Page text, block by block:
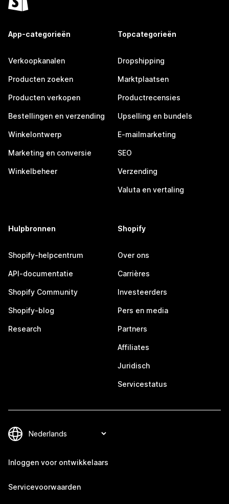
App-categorieën
Verkoopkanalen
Producten zoeken
Producten verkopen
Bestellingen en verzending
Winkelontwerp
Marketing en conversie
Winkelbeheer
Topcategorieën
Dropshipping
Marktplaatsen
Productrecensies
Upselling en bundels
E-mailmarketing
SEO
Verzending
Valuta en vertaling
Hulpbronnen
Shopify-helpcentrum
API-documentatie
Shopify Community
Shopify-blog
Research
Shopify
Over ons
Carrières
Investeerders
Pers en media
Partners
Affiliates
Juridisch
Servicestatus
Inloggen voor ontwikkelaars
Servicevoorwaarden